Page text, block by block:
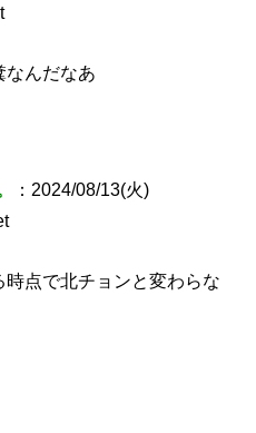
なんだなあ
：2024/08/13(火)
点で北チョンと変わらな